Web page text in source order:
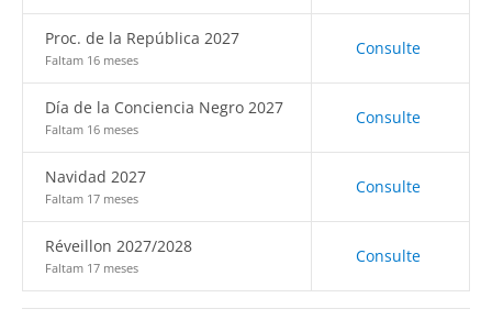
Proc. de la República 2027
Faltam 16 meses
Consulte
Día de la Conciencia Negro 2027
Faltam 16 meses
Consulte
Navidad 2027
Faltam 17 meses
Consulte
Réveillon 2027/2028
Faltam 17 meses
Consulte